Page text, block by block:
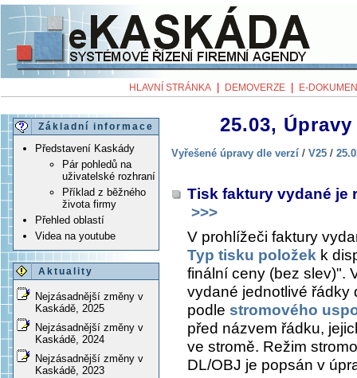
HLAVNÍ STRÁNKA DEMOVERZE E-
Základní informace
Představení Kaskády
Pár pohledů na
uživatelské rozhraní
Příklad z běžného
života firmy
Přehled oblastí
Videa na youtube
Aktuality
Nejzásadnější změny v
Kaskádě, 2025
Nejzásadnější změny v
Kaskádě, 2024
Nejzásadnější změny v
Kaskádě, 2023
25.03,
Vyřešené úpravy dle verzí / V25 /
Tisk faktury vydané je
>>>
V prohlížeči faktury
Typ tisku položek k
finální ceny (bez slev)".
vydané jednotlivé řádky
podle stromového
před názvem řádku,
ve stromě. Režim
DL/OBJ je popsán v